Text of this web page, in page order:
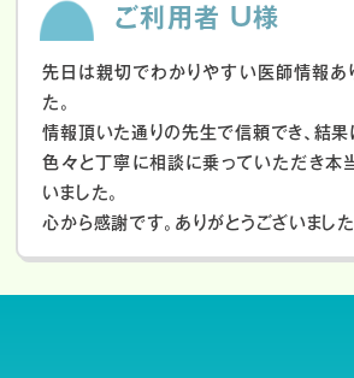
ご利用者 U様
先日は親切でわかりやすい医師情報あ
た。
情報頂いた通りの先生で信頼でき、結果
色々と丁寧に相談に乗っていただき本
いました。
心から感謝です。ありがとうございまし